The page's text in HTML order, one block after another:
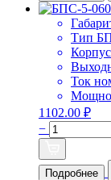
Тип
Корпус
Ток
1102.00 ₽
−
Подробнее